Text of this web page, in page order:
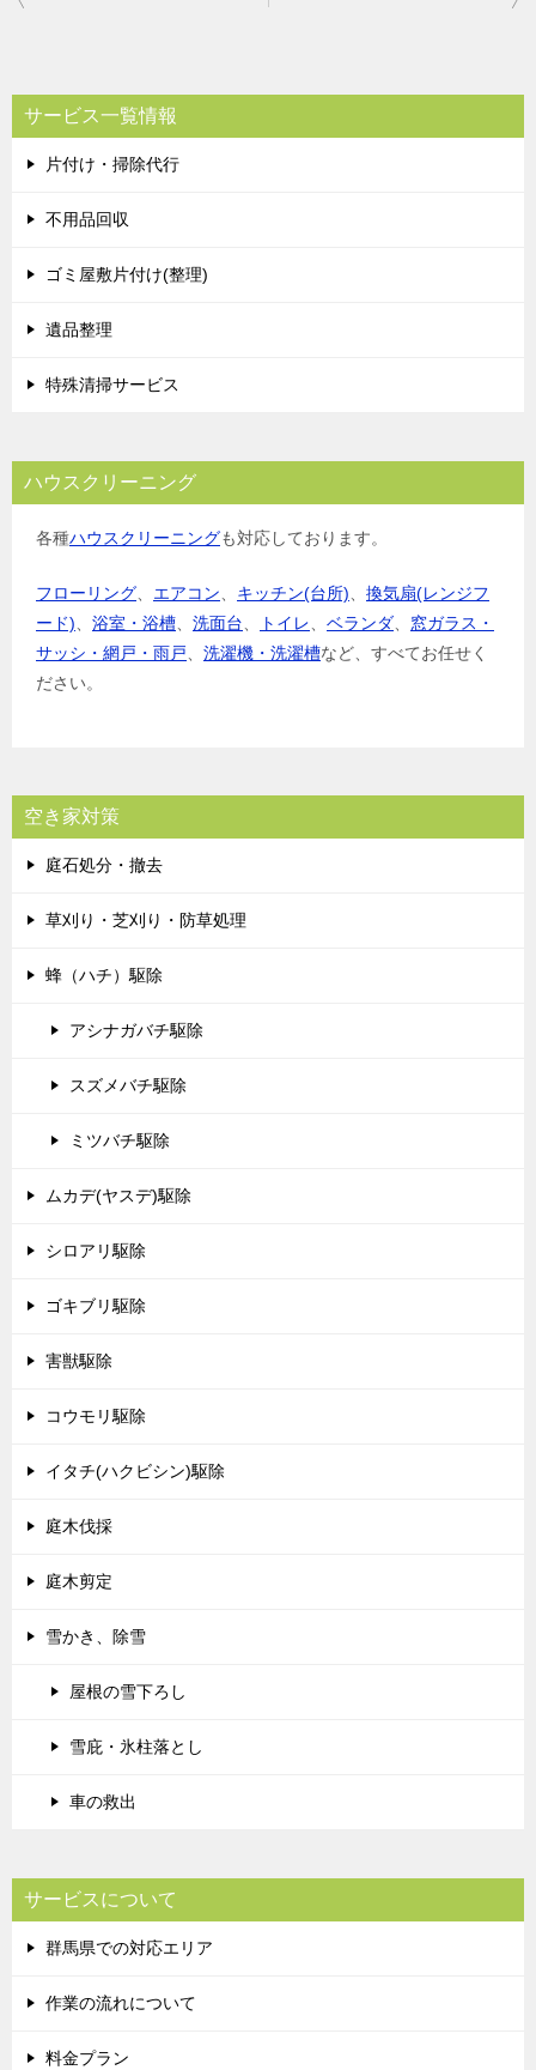
ビ
ゲ
ー
シ
サービス一覧情報
片付け・掃除代行
不用品回収
ゴミ屋敷片付け(整理)
遺品整理
特殊清掃サービス
ハウスクリーニング
各種ハウスクリーニングも対応しております。
フローリング、 エアコン、 キッチン(台所)、 換気扇(レンジフ
ード)、 浴室・浴槽、 洗面台、 トイレ、 ベランダ、 窓ガラス・
サッシ・網戸・雨戸、 洗濯機・洗濯槽など、すべてお任せく
ださい。
空き家対策
庭石処分・撤去
草刈り・芝刈り・防草処理
蜂（ハチ）駆除
アシナガバチ駆除
スズメバチ駆除
ミツバチ駆除
ムカデ(ヤスデ)駆除
シロアリ駆除
ゴキブリ駆除
害獣駆除
コウモリ駆除
イタチ(ハクビシン)駆除
庭木伐採
庭木剪定
雪かき、除雪
屋根の雪下ろし
雪庇・氷柱落とし
車の救出
サービスについて
群馬県での対応エリア
作業の流れについて
料金プラン